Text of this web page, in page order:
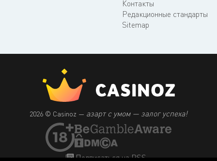
Контакты
Редакционные стандарты
Sitemap
2026 © Casinoz — азарт с умом — залог успеха!
Подписаться на RSS